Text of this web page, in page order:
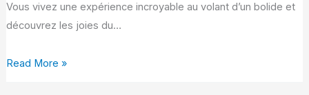
Vous vivez une expérience incroyable au volant d’un bolide et
découvrez les joies du…
Read More »